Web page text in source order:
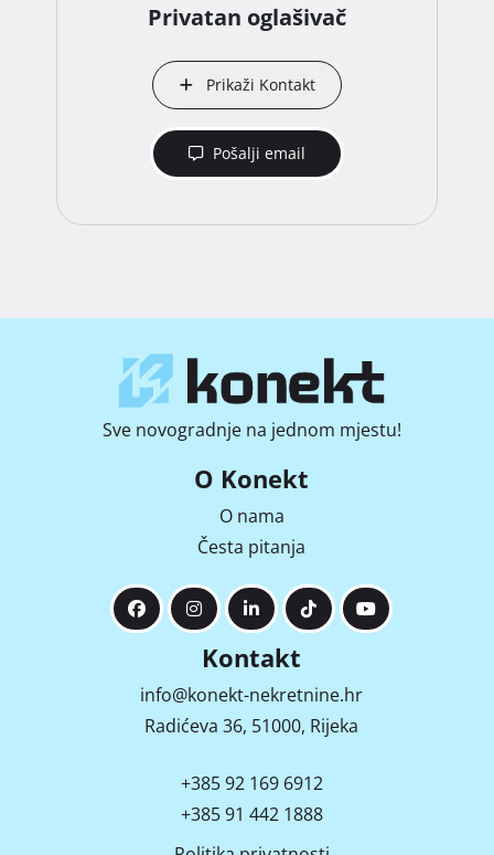
Privatan oglašivač
Prikaži Kontakt
Pošalji email
Sve novogradnje na jednom mjestu!
O Konekt
O nama
Česta pitanja
Kontakt
info@konekt-nekretnine.hr
Radićeva 36, 51000, Rijeka
+385 92 169 6912
+385 91 442 1888